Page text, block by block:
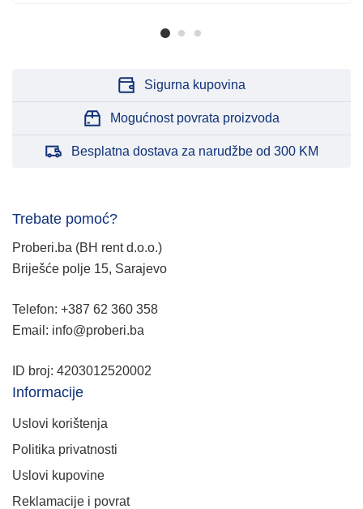
Sigurna kupovina
Mogućnost povrata proizvoda
Besplatna dostava za narudžbe od 300 KM
Trebate pomoć?
Proberi.ba (BH rent d.o.o.)
Briješće polje 15, Sarajevo
Telefon: +387 62 360 358
Email: info@proberi.ba
ID broj: 4203012520002
Informacije
Uslovi korištenja
Politika privatnosti
Uslovi kupovine
Reklamacije i povrat